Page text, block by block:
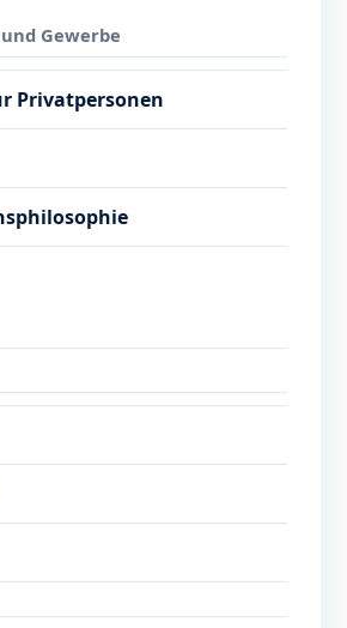
Gewerbe
Privatpersonen